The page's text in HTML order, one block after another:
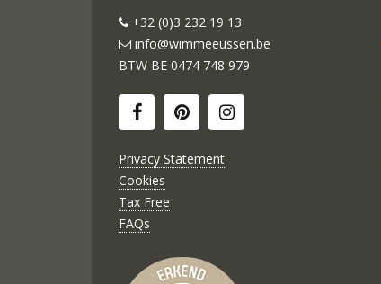
+32 (0)3 232 19 13
info@wimmeeussen.be
BTW BE 0474 748 979
Privacy Statement
Cookies
Tax Free
FAQs